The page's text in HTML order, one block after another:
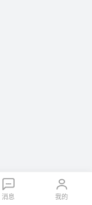
消息 我的